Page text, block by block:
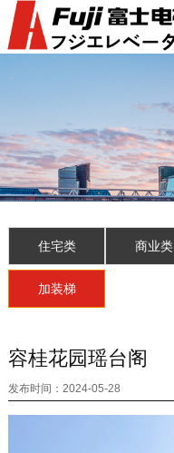
住宅类 商业类
加装梯
容桂花园瑶台阁
发布时间： 2024-05-28